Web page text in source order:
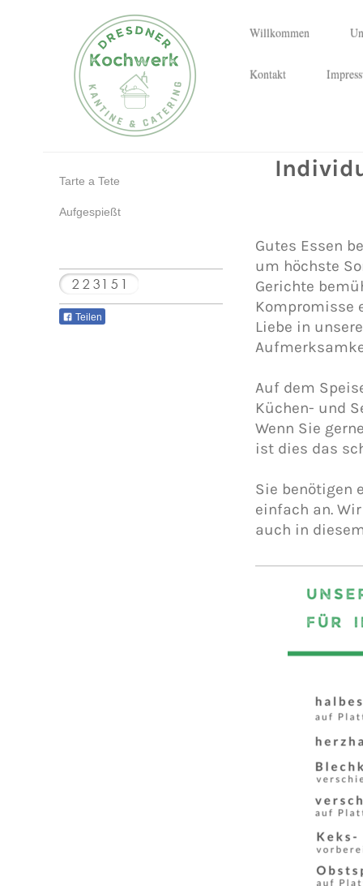
Willkommen
Kontakt
Gutes Essen
um höchste
Gerichte
Kompromisse
Liebe in
Auf dem
Küchen- und
Wenn Sie
ist dies das
Sie benötigen
einfach an.
auch in
Tarte a Tete
Aufgespießt
Teilen